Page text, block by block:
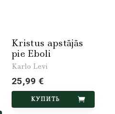
Kristus apstājās
pie Eboli
Karlo Levi
25,99 €
КУПИТЬ